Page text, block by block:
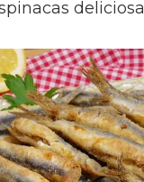
deliciosa